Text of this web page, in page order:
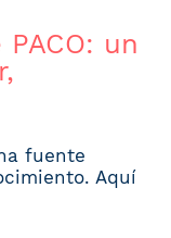
un
fuente
Aquí